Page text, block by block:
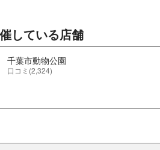
している店舗
千葉市動物公園
口コミ(2,324)